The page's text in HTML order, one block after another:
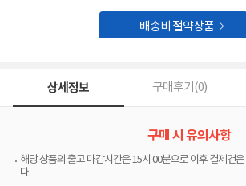
배송비 절약상품 
상세정보 구매후기(0)
구매 시 유의사항
해당 상품의 출고 마감시간은 15시 00분으로 이후 결제건
다.